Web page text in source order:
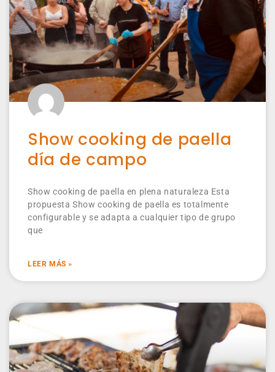
Show cooking de paella
día de campo
Show cooking de paella en plena naturaleza Esta
propuesta Show cooking de paella es totalmente
configurable y se adapta a cualquier tipo de grupo
que
LEER MÁS »